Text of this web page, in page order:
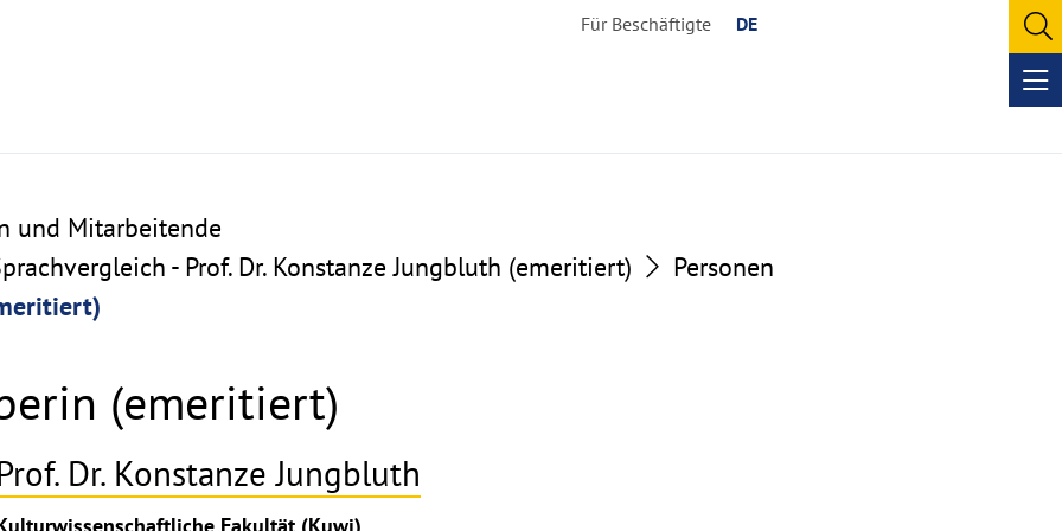
Für Beschäftigte DE
und Mitarbeitende
- Prof. Dr. Konstanze Jungbluth (emeritiert)
Personen
(emeritiert)
Dr. Konstanze Jungbluth